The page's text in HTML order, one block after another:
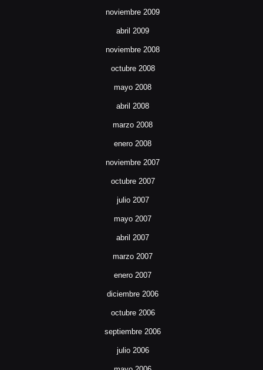
noviembre 2009
abril 2009
noviembre 2008
octubre 2008
mayo 2008
abril 2008
marzo 2008
enero 2008
noviembre 2007
octubre 2007
julio 2007
mayo 2007
abril 2007
marzo 2007
enero 2007
diciembre 2006
octubre 2006
septiembre 2006
julio 2006